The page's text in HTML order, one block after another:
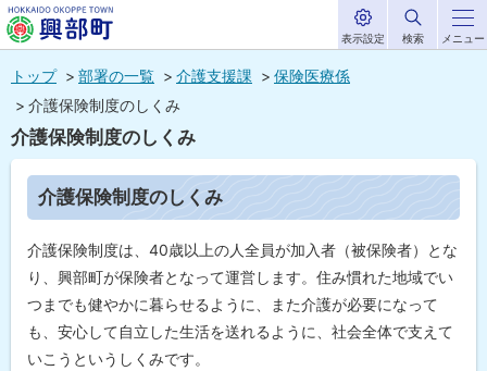
メ
北海道興部
町
HOKKAIDO OKOPPE TOWN
メニュー
表示設定 検索
トップ 部署の一覧 介護支援課
保険医療係
介護保険制度のしくみ
介護保険制度のしくみ
ペ
ー
ジ
内
目
次
介
保
険
介護保険制度のしくみ
介護保険制度は、40歳以上の人全員が加入者（被保険者）とな
り、興部町が保険者となって運営します。住み慣れた地域でい
つまでも健やかに暮らせるように、また介護が必要になって
も、安心して自立した生活を送れるように、社会全体で支えて
いこうというしくみです。